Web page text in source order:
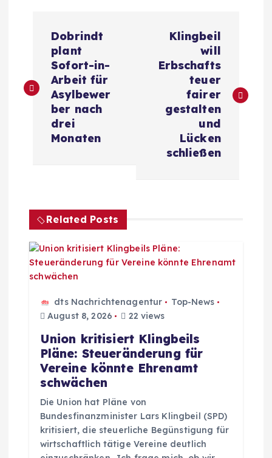
i
g
s
n
Dobrindt
plant
Sofort-in-
Arbeit für
Asylbewer
ber nach
drei
Monaten
Klingbeil
will
Erbschafts
teuer
fairer
gestalten
und
Lücken
schließen
Related Posts
dts Nachrichtenagentur
Top-News
August 8, 2026
22 views
Union kritisiert Klingbeils
Pläne: Steueränderung für
Vereine könnte Ehrenamt
schwächen
Die Union hat Pläne von
Bundesfinanzminister Lars Klingbeil (SPD)
kritisiert, die steuerliche Begünstigung für
wirtschaftlich tätige Vereine deutlich